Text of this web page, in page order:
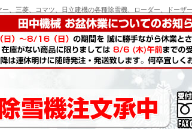
三菱、コマツ、日立建機の各種除雪機、ローダー、ドーザー